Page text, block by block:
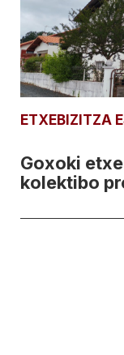
ETXEBIZITZA
Goxoki
kolektibo